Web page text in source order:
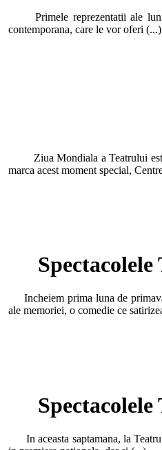
Primele reprezentatii ale lunii
contemporana, care le vor oferi (...)
Ziua Mondiala a Teatrului este
marca acest moment special,
Incheiem prima luna de
ale memoriei, o comedie ce
In aceasta saptamana, la